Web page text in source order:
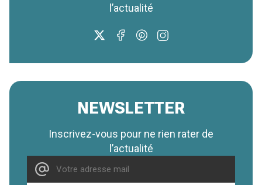
l’actualité
NEWSLETTER
Inscrivez-vous pour ne rien rater de
l’actualité